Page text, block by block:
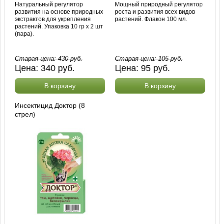
Натуральный регулятор
развития на основе природных
экстрактов для укрепления
растений. Упаковка 10 гр х 2 шт
(пара).
Старая цена:430руб.
Цена:340 руб.
В корзину
Мощный природный регулятор
роста и развития всех видов
растений. Флакон 100 мл.
Старая цена:105руб.
Цена: 95 руб.
В корзину
Инсектицид Доктор (8
стрел)